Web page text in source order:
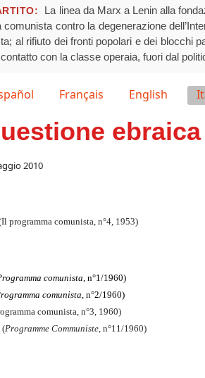
La linea da Marx a Lenin alla
comunista contro la degenerazione
al rifiuto dei fronti popolari e dei blocchi
con la classe operaia, fuori dal
Français English
ebraica
2010
programma comunista, n°4, 1953)
comunista , n°1/1960)
comunista , n°2/1960)
comunista, n°3, 1960)
(Programme Communiste , n°11/1960)